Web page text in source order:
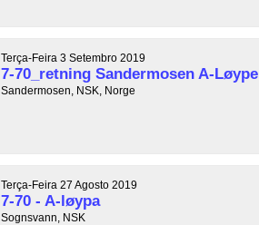
Terça-Feira 3 Setembro 2019
7-70_retning Sandermosen A-Løype
Sandermosen, NSK, Norge
Terça-Feira 27 Agosto 2019
7-70 - A-løypa
Sognsvann, NSK